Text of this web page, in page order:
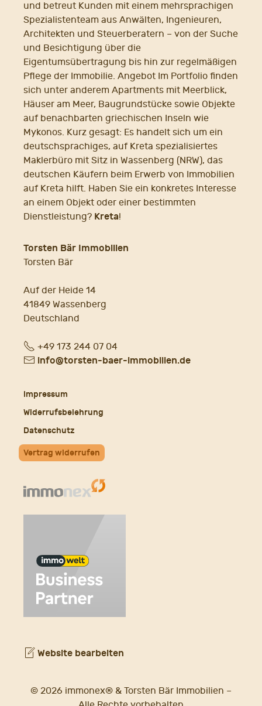
und betreut Kunden mit einem mehrsprachigen
Spezialistenteam aus Anwälten, Ingenieuren,
Architekten und Steuerberatern – von der Suche
und Besichtigung über die
Eigentumsübertragung bis hin zur regelmäßigen
Pflege der Immobilie. Angebot Im Portfolio finden
sich unter anderem Apartments mit Meerblick,
Häuser am Meer, Baugrundstücke sowie Objekte
auf benachbarten griechischen Inseln wie
Mykonos. Kurz gesagt: Es handelt sich um ein
deutschsprachiges, auf Kreta spezialisiertes
Maklerbüro mit Sitz in Wassenberg (NRW), das
deutschen Käufern beim Erwerb von Immobilien
auf Kreta hilft. Haben Sie ein konkretes Interesse
an einem Objekt oder einer bestimmten
Dienstleistung? Kreta!
Torsten Bär Immobilien
Torsten Bär
Auf der Heide 14
41849 Wassenberg
Deutschland
Fon+49 173 244 07 04
E- info@torsten-baer-immobilien.de
Impressum
Widerrufsbelehrung
Datenschutz
Vertrag widerrufen
Website bearbeiten
© 2026 immonex® & Torsten Bär Immobilien –